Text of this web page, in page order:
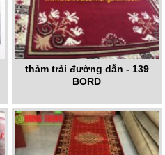
thảm trải đường dẫn - 139
BORD